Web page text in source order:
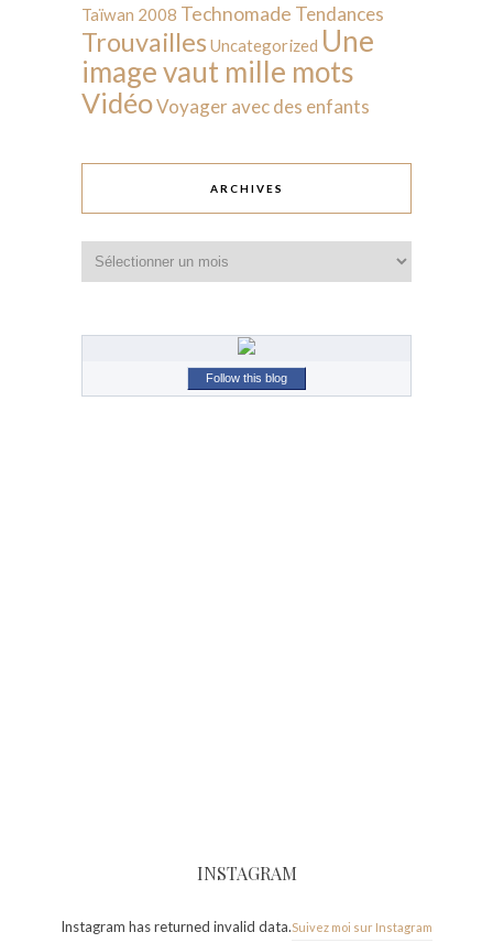
Taïwan 2008 Technomade Tendances
Trouvailles Uncategorized Une
image vaut mille mots
VidéoVoyager avec des enfants
ARCHIVES
Follow this blog
INSTAGRAM
Instagram has returned invalid data.Suivez moi sur Instagram